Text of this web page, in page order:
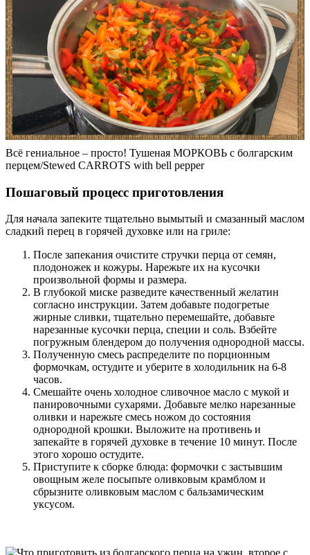
Всё гениальное – просто! Тушеная МОРКОВЬ с болгарским
перцем/Stewed CARROTS with bell pepper
Пошаговый процесс приготовления
Для начала запеките тщательно вымытый и смазанный маслом
сладкий перец в горячей духовке или на гриле:
После запекания очистите стручки перца от семян,
плодоножек и кожуры. Нарежьте их на кусочки
произвольной формы и размера.
В глубокой миске разведите качественный желатин
согласно инструкции. Затем добавьте подогретые
жирные сливки, тщательно перемешайте, добавьте
нарезанные кусочки перца, специи и соль. Взбейте
погружным блендером до получения однородной массы.
Полученную смесь распределите по порционным
формочкам, остудите и уберите в холодильник на 6-8
часов.
Смешайте очень холодное сливочное масло с мукой и
панировочными сухарями. Добавьте мелко нарезанные
оливки и нарежьте смесь ножом до состояния
однородной крошки. Выложите на противень и
запекайте в горячей духовке в течение 10 минут. После
этого хорошо остудите.
Приступите к сборке блюда: формочки с застывшим
овощным желе посыпьте оливковым крамблом и
сбрызните оливковым маслом с бальзамическим
уксусом.